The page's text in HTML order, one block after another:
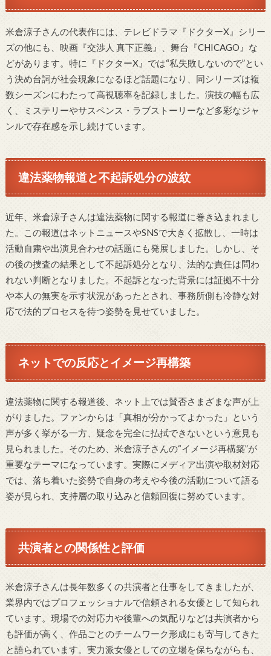
米倉涼子さんの代表作には、テレビドラマ『ドクターX』シリー
ズの他にも、映画『交渉人 真下正義』、舞台『CHICAGO』な
どがあります。特に『ドクターX』では“私失敗しないので”とい
う決め台詞が社会現象になるほど話題になり、同シリーズは複
数シーズンにわたって高視聴率を記録しました。演技の幅も広
く、ミステリーやサスペンス・ラブストーリーなど多彩なジャ
ンルで存在感を示し続けています。
違法薬物報道と不起訴処分の波紋
近年、米倉涼子さんは違法薬物に関する報道に巻き込まれまし
た。この報道はネットニュースやSNSで大きく拡散し、一時は
活動自粛や出演見合わせの話題にも発展しました。しかし、そ
の後の捜査の結果として不起訴処分となり、法的な責任は問わ
れない判断となりました。不起訴となった背景には証拠不十分
や本人の無実を示す状況があったとされ、事務所側も冷静な対
応で法的プロセスを待つ姿勢を見せていました。
ネットでの反応とイメージ再構築
違法薬物に関する報道後、ネット上では賛否さまざまな声が上
がりました。ファンからは「真相が分かってよかった」という
声が多く挙がる一方、疑念を完全に払拭できないという意見も
見られました。そのため、米倉涼子さんの“イメージ再構築”が
重要なテーマになっています。実際にメディア出演や取材対応
では、落ち着いた姿勢で自身の考えや今後の活動について語る
姿が見られ、支持層の取り込みと信頼回復に努めています。
共演者との関係性と評価
米倉涼子さんは長年数多くの共演者と仕事をしてきましたが、
業界内ではプロフェッショナルで信頼される女優として知られ
ています。現場での対応力や後輩への気配りなどは共演者から
も評価が高く、作品ごとのチームワーク形成にも寄与してきた
と語られています。実力派女優としての立場を保ちながらも、